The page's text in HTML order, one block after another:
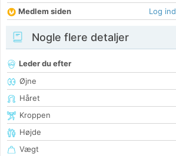
Medlem siden
Log ind
Nogle flere detaljer
Leder du efter
Øjne
Håret
Kroppen
Højde
Vægt